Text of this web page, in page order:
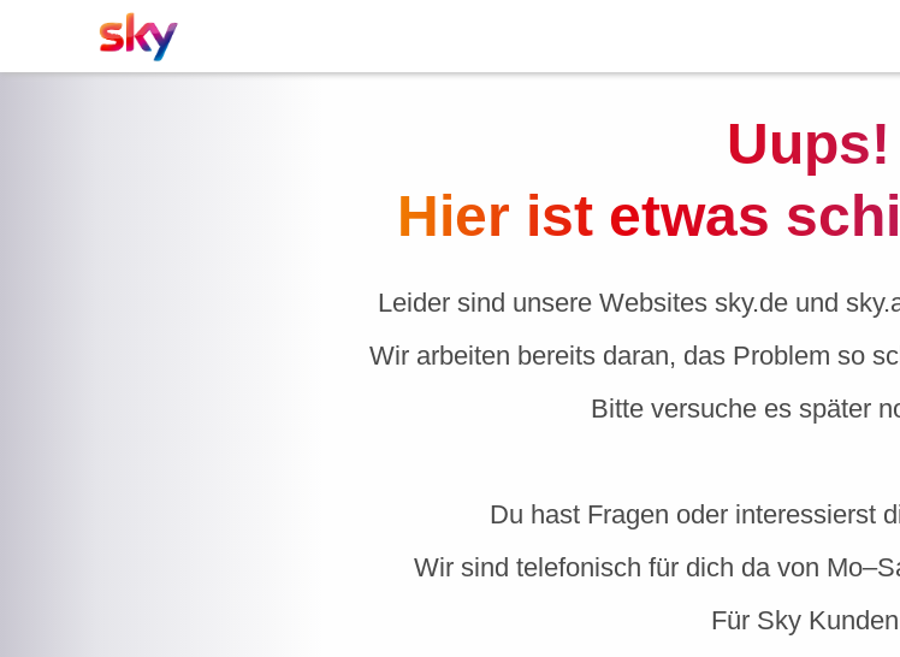
Uups!
Hier ist etwas
Leider sind unsere Websites sky.de und
Wir arbeiten bereits daran, das Problem so
Bitte versuche es später
Du hast Fragen oder interessierst
Wir sind telefonisch für dich da von
Für Sky